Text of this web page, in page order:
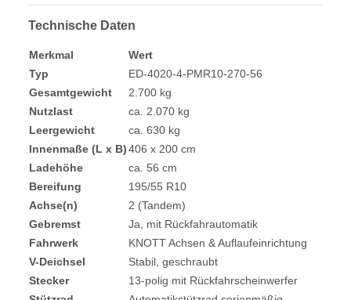
Technische Daten
Merkmal
Wert
Typ
ED-4020-4-PMR10-270-56
Gesamtgewicht
2.700 kg
Nutzlast
ca. 2.070 kg
Leergewicht
ca. 630 kg
Innenmaße (L x B)406 x 200 cm
Ladehöhe
ca. 56 cm
Bereifung
195/55 R10
Achse(n)
2 (Tandem)
Gebremst
Ja, mit Rückfahrautomatik
Fahrwerk
KNOTT Achsen & Auflaufeinrichtung
V-Deichsel
Stabil, geschraubt
Stecker
13-polig mit Rückfahrscheinwerfer